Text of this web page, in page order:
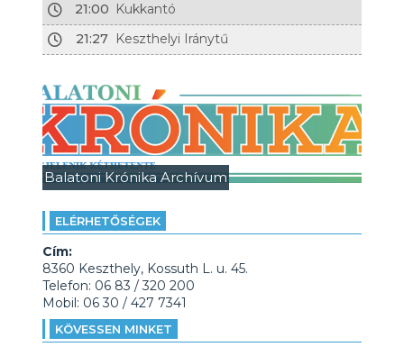
21:00 Kukkantó
21:27 Keszthelyi Iránytű
Balatoni Krónika Archívum
ELÉRHETŐSÉGEK
Cím:
8360 Keszthely, Kossuth L. u. 45.
Telefon: 06 83 / 320 200
Mobil: 06 30 / 427 7341
KÖVESSEN MINKET